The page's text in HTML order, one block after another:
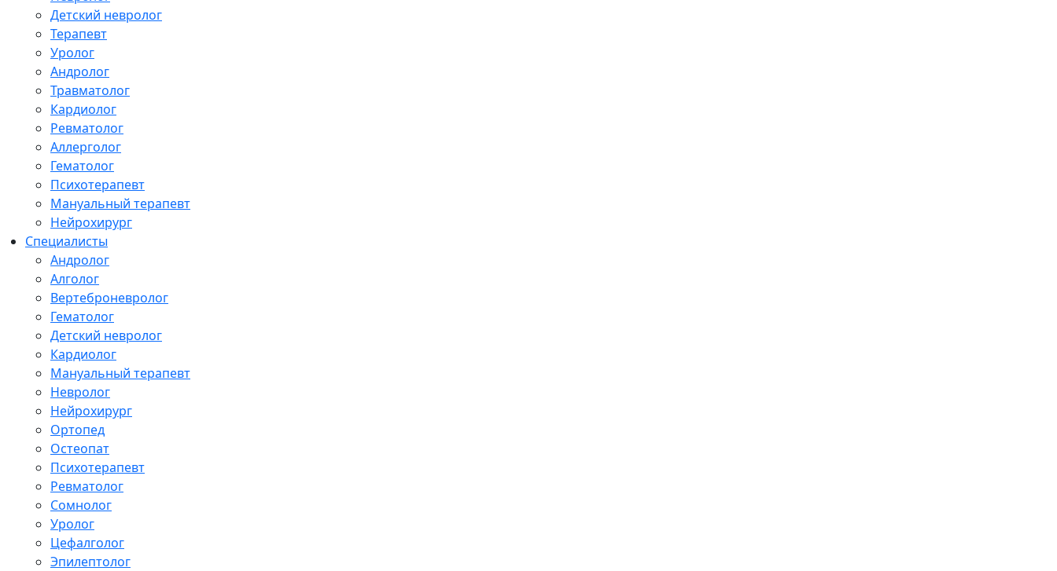
Детский невролог
Терапевт
Уролог
Андролог
Травматолог
Кардиолог
Ревматолог
Аллерголог
Гематолог
Психотерапевт
Мануальный терапевт
Нейрохирург
Специалисты
Андролог
Алголог
Вертеброневролог
Гематолог
Детский невролог
Кардиолог
Мануальный терапевт
Невролог
Нейрохирург
Ортопед
Остеопат
Психотерапевт
Ревматолог
Сомнолог
Уролог
Цефалголог
Эпилептолог